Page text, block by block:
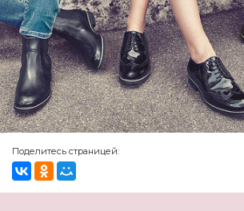
Поделитесь страницей: